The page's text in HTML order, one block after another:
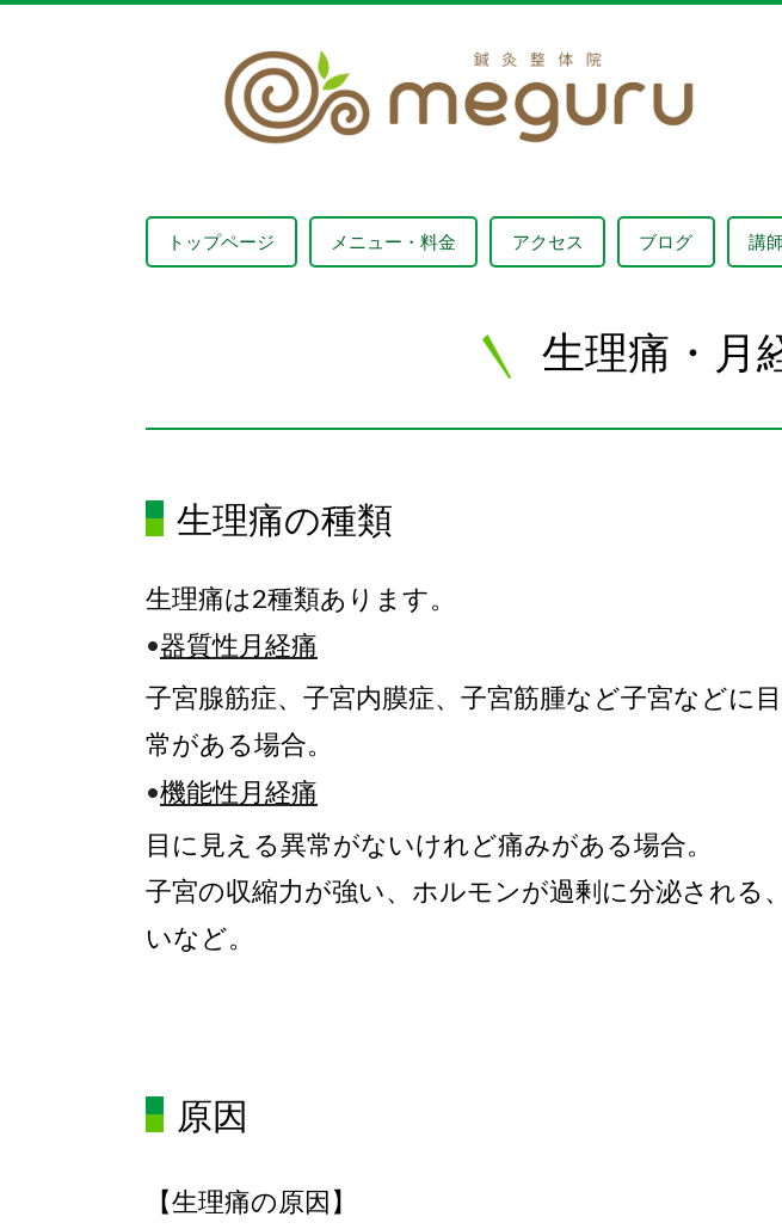
トップページ メニュー・料金 アクセス ブログ 講
生理痛・月
生理痛の種類
生理痛は2種類あります。
•器質性月経痛
子宮腺筋症、子宮内膜症、子宮筋腫など子宮などに
常がある場合。
•機能性月経痛
目に見える異常がないけれど痛みがある場合。
子宮の収縮力が強い、ホルモンが過剰に分泌される
いなど。
原因
【生理痛の原因】